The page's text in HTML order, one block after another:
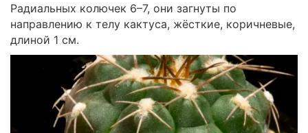
Радиальных колючек 6–7, они загнуты по
направлению к телу кактуса, жёсткие, коричневые,
длиной 1 см.